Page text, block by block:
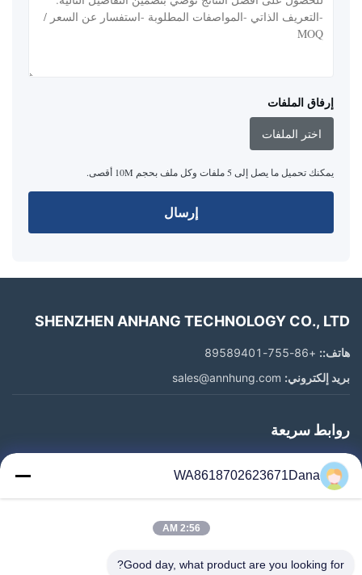
إرفاق الملفات
اختر الملفات
يمكنك تحميل ما يصل إلى 5 ملفات وكل ملف بحجم 10M أقصى.
إرسال
SHENZHEN ANHANG TECHNOLOGY CO., LTD
هاتف:: +86-755-89589401
بريد إلكتروني:
روابط سريعة
المنزل
المنتجات
جولة في المعمل
WA8618702623671Dana
2:56 AM
Good day, what product are you looking for?